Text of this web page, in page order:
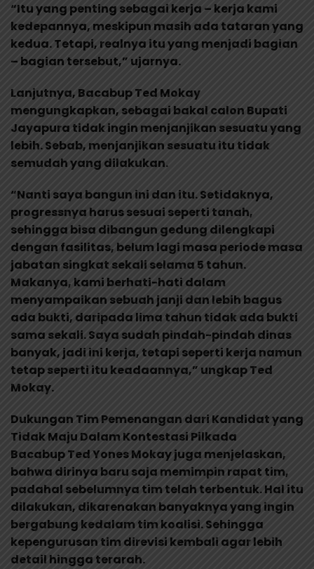
“Itu yang penting sebagai kerja – kerja kami
kedepannya, meskipun masih ada tataran yang
kedua. Tetapi, realnya itu yang menjadi bagian
– bagian tersebut,” ujarnya.
Lanjutnya, Bacabup Ted Mokay
mengungkapkan, sebagai bakal calon Bupati
Jayapura tidak ingin menjanjikan sesuatu yang
lebih. Sebab, menjanjikan sesuatu itu tidak
semudah yang dilakukan.
“Nanti saya bangun ini dan itu. Setidaknya,
progressnya harus sesuai seperti tanah,
sehingga bisa dibangun gedung dilengkapi
dengan fasilitas, belum lagi masa periode masa
jabatan singkat sekali selama 5 tahun.
Makanya, kami berhati-hati dalam
menyampaikan sebuah janji dan lebih bagus
ada bukti, daripada lima tahun tidak ada bukti
sama sekali. Saya sudah pindah-pindah dinas
banyak, jadi ini kerja, tetapi seperti kerja namun
tetap seperti itu keadaannya,” ungkap Ted
Mokay.
Dukungan Tim Pemenangan dari Kandidat yang
Tidak Maju Dalam Kontestasi Pilkada
Bacabup Ted Yones Mokay juga menjelaskan,
bahwa dirinya baru saja memimpin rapat tim,
padahal sebelumnya tim telah terbentuk. Hal itu
dilakukan, dikarenakan banyaknya yang ingin
bergabung kedalam tim koalisi. Sehingga
kepengurusan tim direvisi kembali agar lebih
detail hingga terarah.